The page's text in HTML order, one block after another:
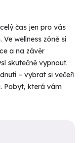
čas jen pro vás
wellness zóně si
a na závěr
skutečně vypnout.
– vybrat si večeři
Pobyt, která vám